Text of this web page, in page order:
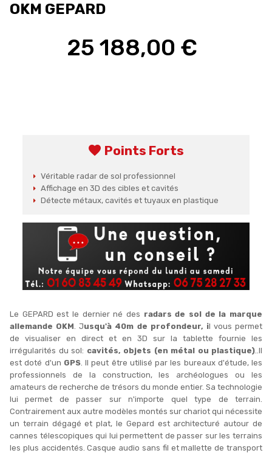
OKM GEPARD
25 188,00 €
favorite Points Forts
Véritable radar de sol professionnel
Affichage en 3D des cibles et cavités
Détecte métaux, cavités et tuyaux en plastique
Le GEPARD est le dernier né des radars de sol de la marque
allemande OKM . Jusqu'à 40m de profondeur, il vous permet
de visualiser en direct et en 3D sur la tablette fournie les
irrégularités du sol: cavités, objets (en métal ou plastique) ..Il
est doté d'un GPS. Il peut être utilisé par les bureaux d'étude, les
professionnels de la construction, les archéologues ou les
amateurs de recherche de trésors du monde entier. Sa technologie
lui permet de passer sur n'importe quel type de terrain.
Contrairement aux autre modèles montés sur chariot qui nécessite
un terrain dégagé et plat, le Gepard est architecturé autour de
cannes télescopiques qui lui permettent de passer sur les terrains
les plus accidentés. Casque audio sans fil et mallette de transport